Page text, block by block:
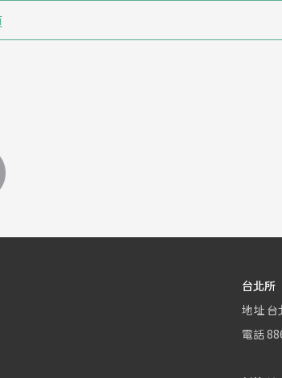
台北所
地址 台
電話